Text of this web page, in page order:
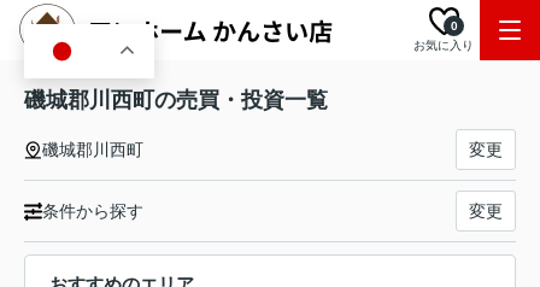
お気に入り
0
磯城郡川西町の売買・投資一覧
磯城郡川西町 変更
条件から探す 変更